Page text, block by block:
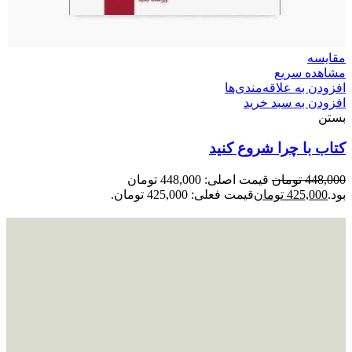
مقایسه
مشاهده سریع
افزودن به علاقه‌مندی‌ها
افزودن به سبد خرید
بستن
کتاب با چرا شروع کنید
448,000 تومان
قیمت اصلی: 448,000 تومان
بود.425,000 تومانقیمت فعلی: 425,000 تومان.